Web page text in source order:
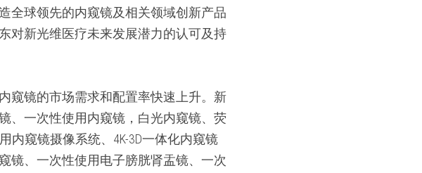
全球领先的内窥镜及相关领域创新产品
对新光维医疗未来发展潜力的认可及持
窥镜的市场需求和配置率快速上升。新
、一次性使用内窥镜，白光内窥镜、荧
内窥镜摄像系统、4K-3D一体化内窥镜
镜、一次性使用电子膀胱肾盂镜、一次